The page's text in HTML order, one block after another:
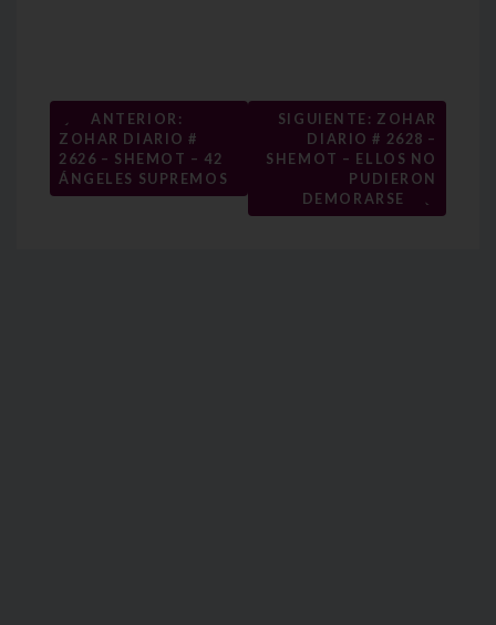
Navegación
de
entradas
←
ANTERIOR:
ZOHAR DIARIO #
2626 – SHEMOT – 42
ÁNGELES SUPREMOS
SIGUIENTE: ZOHAR
DIARIO # 2628 –
SHEMOT – ELLOS NO
PUDIERON
DEMORARSE
→